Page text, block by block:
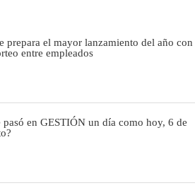
prepara el mayor lanzamiento del año con
entre empleados
pasó en GESTIÓN un día como hoy, 6 de